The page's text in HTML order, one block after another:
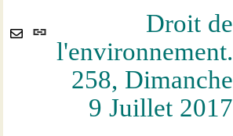
رابط
ثابت Droit de
l'environnement.
258, Dimanche
9 Juillet 2017